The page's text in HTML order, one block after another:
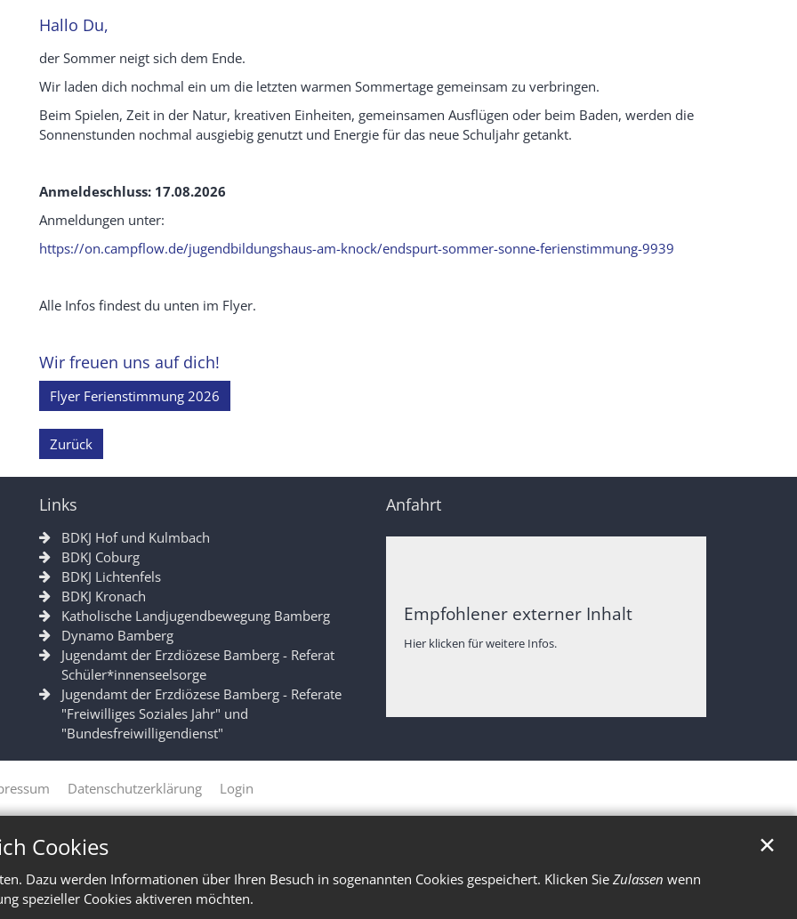
Cookies
Dazu werden Informationen über Ihren Besuch in sogenannten Cookies gespeichert. Klicken Sie Zulassen wenn
spezieller Cookies aktiveren möchten.
✕
Hallo Du,
der Sommer neigt sich dem Ende.
Wir laden dich nochmal ein um die letzten warmen Sommertage gemeinsam zu verbringen.
Beim Spielen, Zeit in der Natur, kreativen Einheiten, gemeinsamen Ausflügen oder beim Baden, werden die
Sonnenstunden nochmal ausgiebig genutzt und Energie für das neue Schuljahr getankt.
Anmeldeschluss: 17.08.2026
Anmeldungen unter:
https://on.campflow.de/jugendbildungshaus-am-knock/endspurt-sommer-sonne-ferienstimmung-9939
Alle Infos findest du unten im Flyer.
Wir freuen uns auf dich!
Flyer Ferienstimmung 2026
Zurück
Links
BDKJ Hof und Kulmbach
BDKJ Coburg
BDKJ Lichtenfels
BDKJ Kronach
Katholische Landjugendbewegung Bamberg
Dynamo Bamberg
Jugendamt der Erzdiözese Bamberg - Referat
Schüler*innenseelsorge
Jugendamt der Erzdiözese Bamberg - Referate
"Freiwilliges Soziales Jahr" und
"Bundesfreiwilligendienst"
Anfahrt
Empfohlener externer Inhalt
Hier klicken für weitere Infos.
Datenschutzerklärung Login